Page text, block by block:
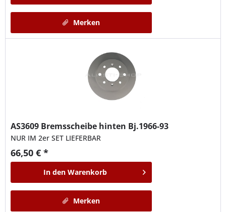
Merken
AS3609 Bremsscheibe hinten Bj.1966-93
NUR IM 2er SET LIEFERBAR
66,50 € *
In den Warenkorb
Merken